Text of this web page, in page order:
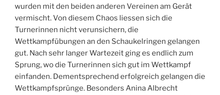
wurden mit den beiden anderen Vereinen am Gerät
vermischt. Von diesem Chaos liessen sich die
Turnerinnen nicht verunsichern, die
Wettkampfübungen an den Schaukelringen gelangen
gut. Nach sehr langer Wartezeit ging es endlich zum
Sprung, wo die Turnerinnen sich gut im Wettkampf
einfanden. Dementsprechend erfolgreich gelangen die
Wettkampfsprünge. Besonders Anina Albrecht